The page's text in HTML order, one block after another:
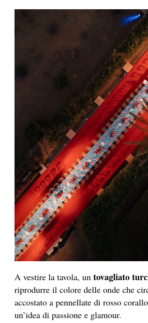
A vestire la tavola, un tovagliato
riprodurre il colore delle onde che
accostato a pennellate di rosso
un’idea di passione e glamour.